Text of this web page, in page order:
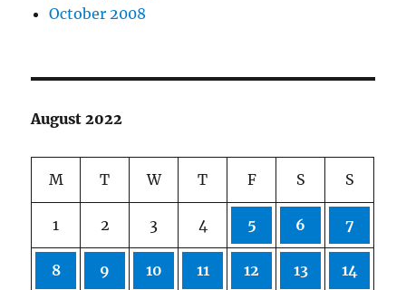
October 2008
August 2022
M T W T F S S
1 2 3 4 5 6 7
8 9 10 11 12 13 14